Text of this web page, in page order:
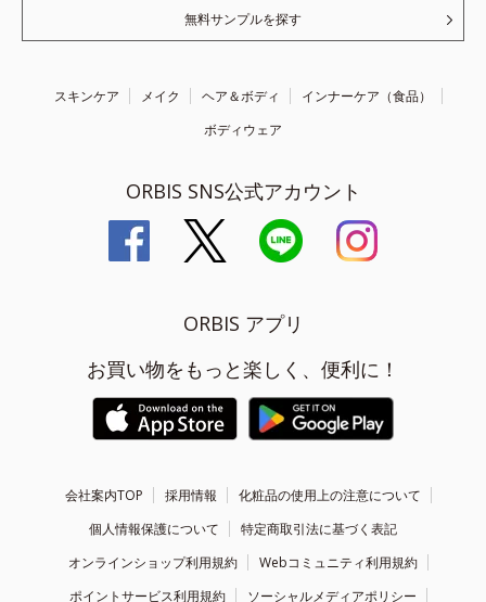
無料サンプルを探す
スキンケア メイク ヘア＆ボディ
インナーケア（食品）
ボディウェア
ORBIS SNS公式アカウント
ORBIS アプリ
お買い物をもっと楽しく、便利に！
会社案内TOP 採用情報
化粧品の使用上の注意について
個人情報保護について
特定商取引法に基づく表記
オンラインショップ利用規約
Webコミュニティ利用規約
ポイントサービス利用規約
ソーシャルメディアポリシー